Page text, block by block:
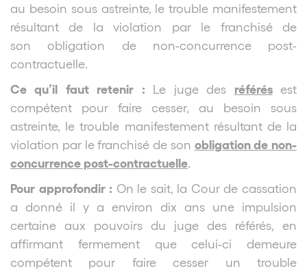
au besoin sous astreinte, le trouble manifestement
résultant de la violation par le franchisé de
son obligation de non-concurrence post-
contractuelle.
Ce qu’il faut retenir : Le juge des référésest
compétent pour faire cesser, au besoin sous
astreinte, le trouble manifestement résultant de la
violation par le franchisé de son obligation de non-
concurrence post-contractuelle
Pour approfondir : On le sait, la Cour de cassation
a donné il y a environ dix ans une impulsion
certaine aux pouvoirs du juge des référés, en
affirmant fermement que celui-ci demeure
compétent pour faire cesser un trouble